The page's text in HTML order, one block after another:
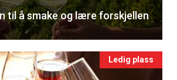
til å smake og lære forskjellen
Ledig plass